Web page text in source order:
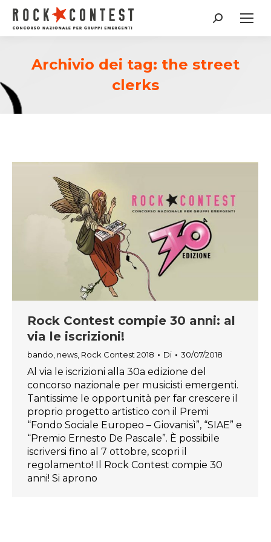
Cerca:
Archivio dei tag: the street
clerks
Rock Contest compie 30 anni: al
via le iscrizioni!
bando news Rock Contest 2018 Di 30/07/2018
Al via le iscrizioni alla 30a edizione del
concorso nazionale per musicisti emergenti.
Tantissime le opportunità per far crescere il
proprio progetto artistico con il Premi
“Fondo Sociale Europeo – Giovanisì”, “SIAE” e
“Premio Ernesto De Pascale”. È possibile
iscriversi fino al 7 ottobre, scopri il
regolamento! Il Rock Contest compie 30
anni! Si aprono